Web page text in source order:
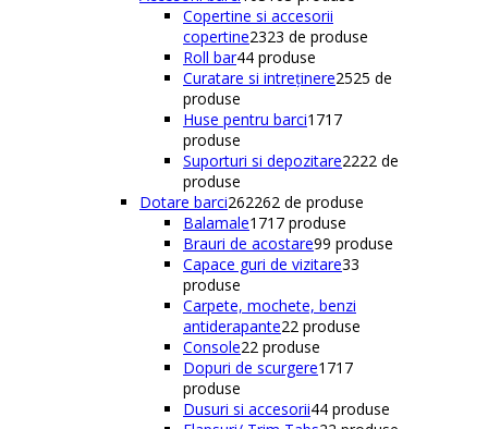
Copertine si accesorii
copertine2323 de produse
Roll bar44 produse
Curatare si intreținere2525 de
produse
Huse pentru barci1717
produse
Suporturi si depozitare2222 de
produse
Dotare barci262262 de produse
Balamale1717 produse
Brauri de acostare99 produse
Capace guri de vizitare33
produse
Carpete, mochete, benzi
antiderapante22 produse
Console22 produse
Dopuri de scurgere1717
produse
Dusuri si accesorii44 produse